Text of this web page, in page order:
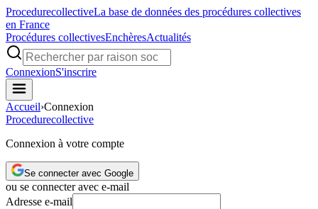
ProcedurecollectiveLa base de données des procédures collectives
en France
Procédures collectivesEnchèresActualités
ConnexionS'inscrire
Accueil›Connexion
Procedurecollective
Connexion à votre compte
Se connecter avec Google
ou se connecter avec e-mail
Adresse e-mail